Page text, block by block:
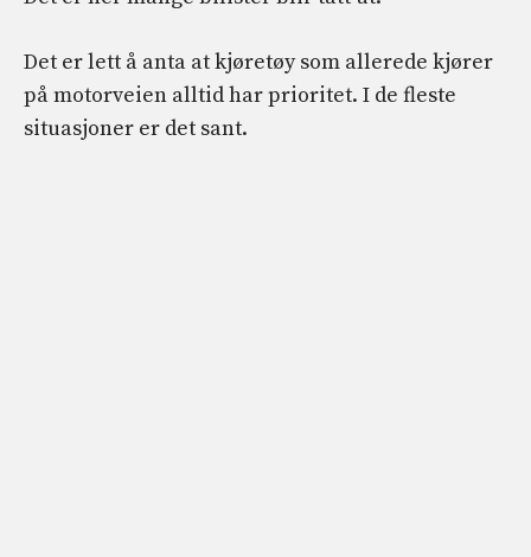
Det er lett å anta at kjøretøy som allerede kjører
på motorveien alltid har prioritet. I de fleste
situasjoner er det sant.